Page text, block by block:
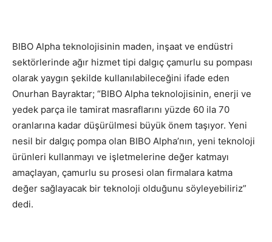
BIBO Alpha teknolojisinin maden, inşaat ve endüstri
sektörlerinde ağır hizmet tipi dalgıç çamurlu su pompası
olarak yaygın şekilde kullanılabileceğini ifade eden
Onurhan Bayraktar; “BIBO Alpha teknolojisinin, enerji ve
yedek parça ile tamirat masraflarını yüzde 60 ila 70
oranlarına kadar düşürülmesi büyük önem taşıyor. Yeni
nesil bir dalgıç pompa olan BIBO Alpha’nın, yeni teknoloji
ürünleri kullanmayı ve işletmelerine değer katmayı
amaçlayan, çamurlu su prosesi olan firmalara katma
değer sağlayacak bir teknoloji olduğunu söyleyebiliriz”
dedi.